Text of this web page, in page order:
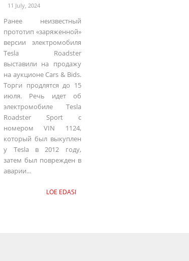
11 July, 2024
Ранее неизвестный
прототип «заряженной»
версии электромобиля
Tesla Roadster
выставили на продажу
на аукционе Cars & Bids.
Торги продлятся до 15
июля. Речь идет об
электромобиле Tesla
Roadster Sport с
номером VIN 1124,
который был выкуплен
у Tesla в 2012 году,
затем был поврежден в
аварии...
LOE EDASI